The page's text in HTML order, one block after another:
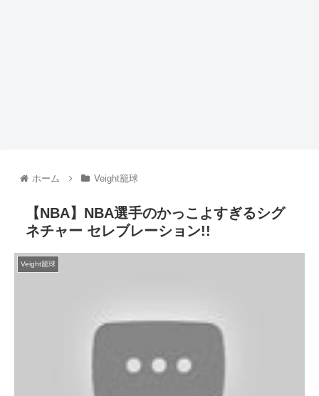
ホーム Veight籠球
【NBA】NBA選手のかっこよすぎるシグ
ネチャー セレブレーション!!
Veight籠球